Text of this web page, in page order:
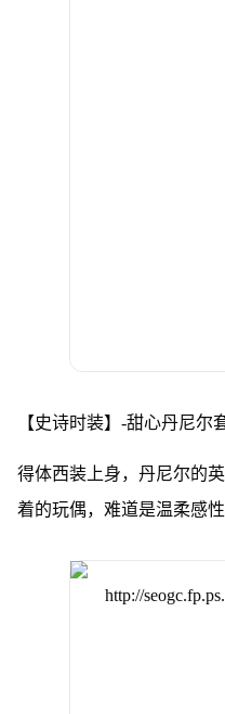
【史诗时装】-甜心丹尼尔
得体西装上身，丹尼尔的
着的玩偶，难道是温柔感